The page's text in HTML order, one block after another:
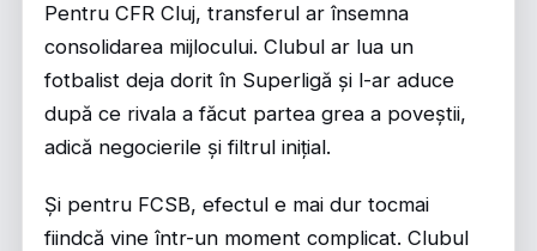
Pentru CFR Cluj, transferul ar însemna
consolidarea mijlocului. Clubul ar lua un
fotbalist deja dorit în Superligă și l-ar aduce
după ce rivala a făcut partea grea a poveștii,
adică negocierile și filtrul inițial.
Și pentru FCSB, efectul e mai dur tocmai
fiindcă vine într-un moment complicat. Clubul